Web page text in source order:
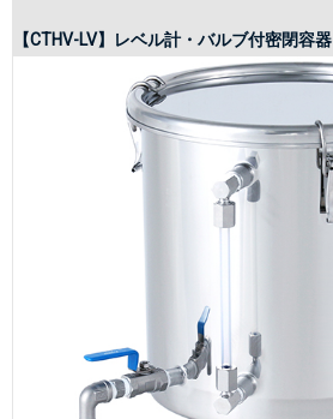
【CTHV-LV】レベル計・バルブ付密閉容器